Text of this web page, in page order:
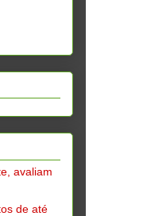
avaliam
de até